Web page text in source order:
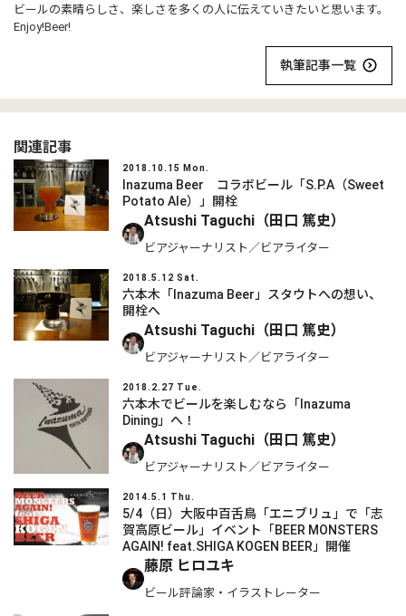
ビールの素晴らしさ、楽しさを多くの人に伝えていきたいと思います。
Enjoy!Beer!
執筆記事一覧
関連記事
2018.10.15 Mon.
Inazuma Beer コラボビール「S.P.A（Sweet
Potato Ale）」開栓
Atsushi Taguchi（田口 篤史）
ビアジャーナリスト／ビアライター
2018.5.12 Sat.
六本木「Inazuma Beer」スタウトへの想い、
開栓へ
Atsushi Taguchi（田口 篤史）
ビアジャーナリスト／ビアライター
2018.2.27 Tue.
六本木でビールを楽しむなら「Inazuma
Dining」へ！
Atsushi Taguchi（田口 篤史）
ビアジャーナリスト／ビアライター
2014.5.1 Thu.
5/4（日）大阪中百舌鳥「エニブリュ」で「志
賀高原ビール」イベント「BEER MONSTERS
AGAIN! feat.SHIGA KOGEN BEER」開催
藤原 ヒロユキ
ビール評論家・イラストレーター